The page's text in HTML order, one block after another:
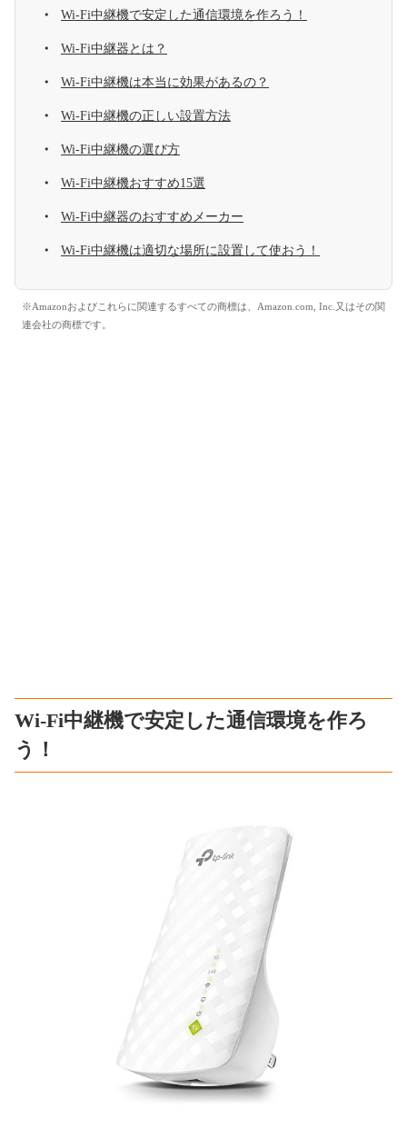
Wi-Fi中継機で安定した通信環境を作ろう！
Wi-Fi中継器とは？
Wi-Fi中継機は本当に効果があるの？
Wi-Fi中継機の正しい設置方法
Wi-Fi中継機の選び方
Wi-Fi中継機おすすめ15選
Wi-Fi中継器のおすすめメーカー
Wi-Fi中継機は適切な場所に設置して使おう！
※Amazonおよびこれらに関連するすべての商標は、Amazon.com, Inc.又はその関
連会社の商標です。
Wi-Fi中継機で安定した通信環境を作ろ
う！